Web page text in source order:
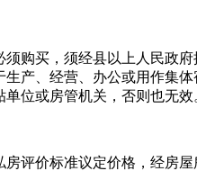
购买，须经县以上人民政
产、经营、办公或用作集
位或房管机关，否则也无效
评价标准议定价格，经房